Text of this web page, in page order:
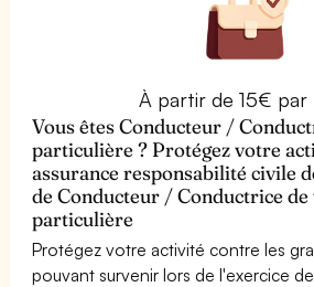
À partir de 15€ par
Vous êtes Conducteur /
particulière ? Protégez votre
assurance responsabilité civile
de Conducteur / Conductrice
particulière
Protégez votre activité contre les
pouvant survenir lors de l'exercice